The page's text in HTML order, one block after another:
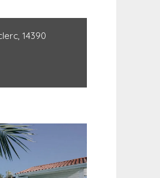
14390